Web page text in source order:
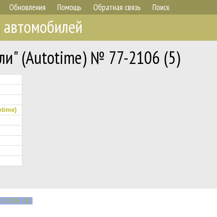
Обновления Помощь Обратная связь Поиск
(Autotime) № 77-2106 (5)
2106 (3)